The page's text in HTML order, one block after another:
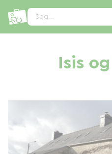
Søg...
Isis
CCookie-styringspanel